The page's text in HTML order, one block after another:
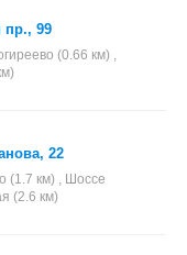
пр., 99
(0.66 км) ,
22
(1.7 км) , Шоссе
(2.6 км)